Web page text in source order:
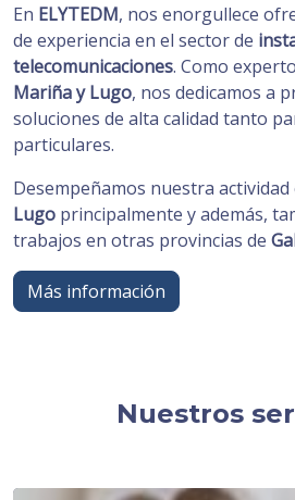
En ELYTEDM, nos enorgullece
de experiencia en el sector de
telecomunicaciones. Como
Mariña y Lugo, nos dedicamos a
soluciones de alta calidad tanto
particulares.
Desempeñamos nuestra actividad
Lugo principalmente y además,
trabajos en otras provincias de
Más información
Nuestros